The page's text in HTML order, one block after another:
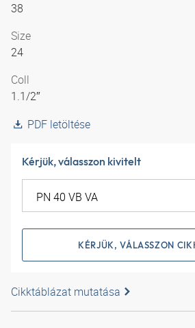
38
Size
24
Coll
1.1/2″
PDF letöltése
Kérjük, válasszon kivitelt
KÉRJÜK, VÁLASSZON
Cikktáblázat mutatása